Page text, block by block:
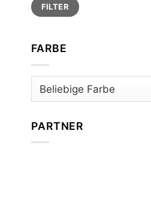
Preis
PreisFILTER
FARBE
PARTNER